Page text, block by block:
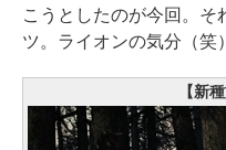
こうとしたのが今回。そ
ツ。ライオンの気分（笑）
【新